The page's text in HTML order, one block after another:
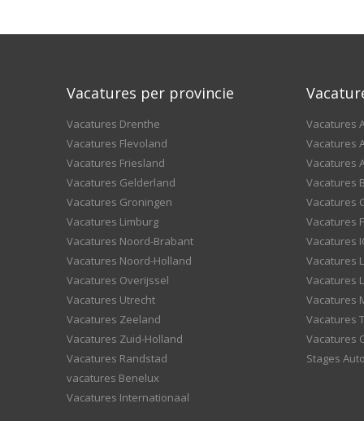
Vacatures per provincie
Vacatures Drenthe
Vacatures Flevoland
Vacatures Friesland
Vacatures Gelderland
Vacatures Groningen
Vacatures Limburg
Vacatures Noord-Brabant
Vacatures Noord-Holland
Vacatures Overijssel
Vacatures Utrecht
Vacatures Zeeland
Vacatures Zuid-Holland
Vacatures Randstad
vacatures Benelux
Vacatures Internationaal
Vacatures
Vacatures
Vacatures
Vacatures
Vacatures
Vacatures
Vacatures
Vacatures
Vacatures
Vacatures
Vacatures
Vacatures
Stages